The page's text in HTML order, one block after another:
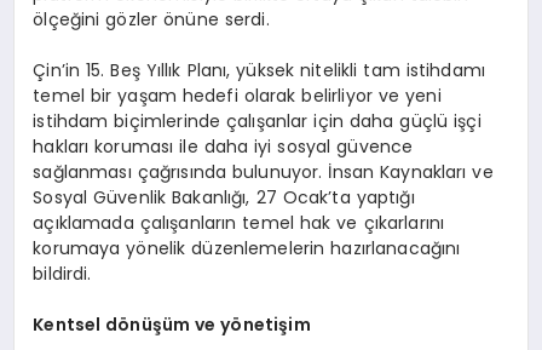
ölçeğini gözler önüne serdi.
Çin’in 15. Beş Yıllık Planı, yüksek nitelikli tam istihdamı
temel bir yaşam hedefi olarak belirliyor ve yeni
istihdam biçimlerinde çalışanlar için daha güçlü işçi
hakları koruması ile daha iyi sosyal güvence
sağlanması çağrısında bulunuyor. İnsan Kaynakları ve
Sosyal Güvenlik Bakanlığı, 27 Ocak’ta yaptığı
açıklamada çalışanların temel hak ve çıkarlarını
korumaya yönelik düzenlemelerin hazırlanacağını
bildirdi.
Kentsel dönüşüm ve yönetişim